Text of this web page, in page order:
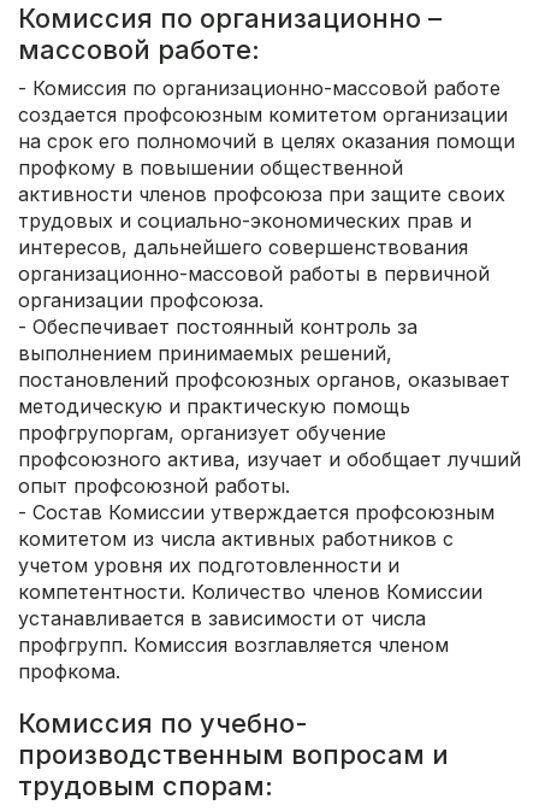
Комиссия по организационно –
массовой работе:
- Комиссия по организационно-массовой работе
создается профсоюзным комитетом организации
на срок его полномочий в целях оказания помощи
профкому в повышении общественной
активности членов профсоюза при защите своих
трудовых и социально-экономических прав и
интересов, дальнейшего совершенствования
организационно-массовой работы в первичной
организации профсоюза.
- Обеспечивает постоянный контроль за
выполнением принимаемых решений,
постановлений профсоюзных органов, оказывает
методическую и практическую помощь
профгрупоргам, организует обучение
профсоюзного актива, изучает и обобщает лучший
опыт профсоюзной работы.
- Состав Комиссии утверждается профсоюзным
комитетом из числа активных работников с
учетом уровня их подготовленности и
компетентности. Количество членов Комиссии
устанавливается в зависимости от числа
профгрупп. Комиссия возглавляется членом
профкома.
Комиссия по учебно-
производственным вопросам и
трудовым спорам: